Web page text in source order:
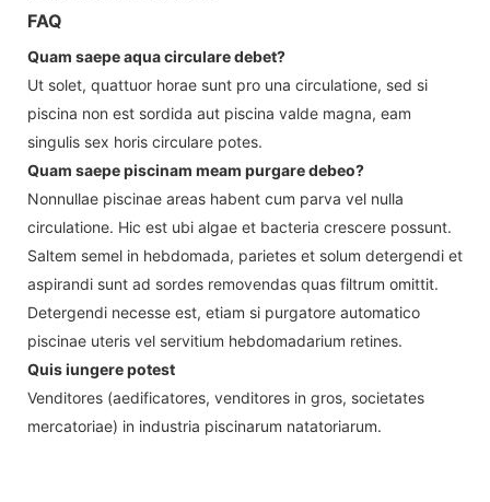
FAQ
Quam saepe aqua circulare debet?
Ut solet, quattuor horae sunt pro una circulatione, sed si
piscina non est sordida aut piscina valde magna, eam
singulis sex horis circulare potes.
Quam saepe piscinam meam purgare debeo?
Nonnullae piscinae areas habent cum parva vel nulla
circulatione. Hic est ubi algae et bacteria crescere possunt.
Saltem semel in hebdomada, parietes et solum detergendi et
aspirandi sunt ad sordes removendas quas filtrum omittit.
Detergendi necesse est, etiam si purgatore automatico
piscinae uteris vel servitium hebdomadarium retines.
Quis iungere potest
Venditores (aedificatores, venditores in gros, societates
mercatoriae) in industria piscinarum natatoriarum.